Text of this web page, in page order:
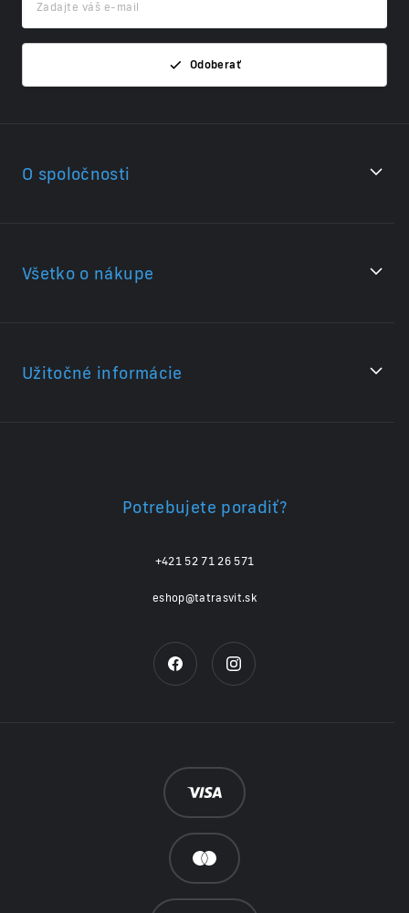
Odoberať
O spoločnosti
Všetko o nákupe
Užitočné informácie
Potrebujete poradiť?
+421 52 71 26 571
eshop@tatrasvit.sk